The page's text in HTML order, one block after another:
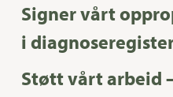
Signer vårt
i
Støtt vårt arbeid